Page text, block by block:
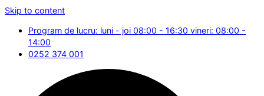
Skip to content
Program de lucru: luni - joi 08:00 - 16:30 vineri: 08:00 -
14:00
0252 374 001